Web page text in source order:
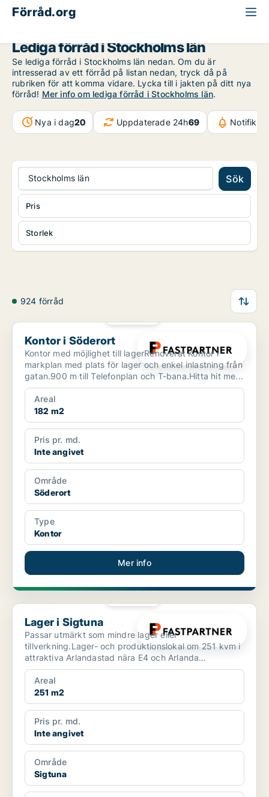
Förråd.org
Lediga förråd i Stockholms län
Se lediga förråd i Stockholms län nedan. Om du är
intresserad av ett förråd på listan nedan, tryck då på
rubriken för att komma vidare. Lycka till i jakten på ditt nya
förråd! Mer info om lediga förråd i Stockholms län.
Nya i dag20 Uppdaterade 24h69
Stockholms län Sök
Storlek
Pris
924 förråd
Kontor i Söderort
Kontor i Söderort
Kontor med möjlighet till lagerRenoverat Kontor i
markplan med plats för lager och enkel inlastning från
gatan.900 m till Telefonplan och T-bana.Hitta hit me...
Areal
182 m2
Pris pr. md.
Inte angivet
Område
Söderort
Type
Kontor
Mer info
Lager i Sigtuna
Lager i Sigtuna
Passar utmärkt som mindre lager eller
tillverkning.Lager- och produktionslokal om 251 kvm i
attraktiva Arlandastad nära E4 och Arlanda
Välkommen till en fl...
Areal
251 m2
Pris pr. md.
Inte angivet
Område
Sigtuna